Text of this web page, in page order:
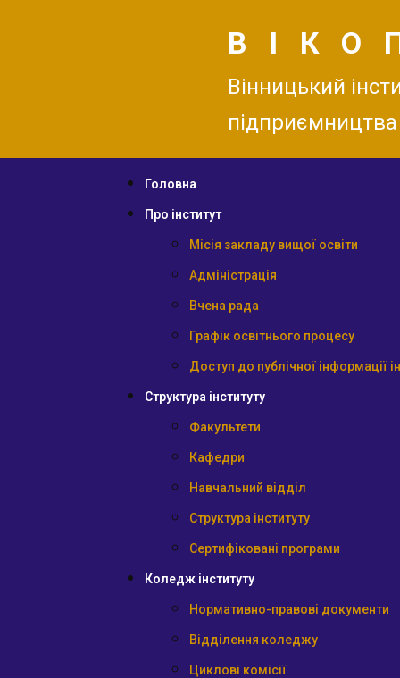
Вінницький
підприємництва
Головна
Про інститут
Місія закладу вищої освіти
Адміністрація
Вчена рада
Графік освітнього процесу
Доступ до публічної інформації
Структура інституту
Факультети
Кафедри
Навчальний відділ
Структура інституту
Сертифіковані програми
Коледж інституту
Нормативно-правові документи
Відділення коледжу
Циклові комісії